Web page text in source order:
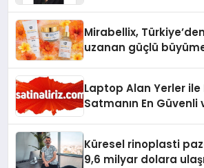
Mirabellix,
uzanan güçlü
Laptop Alan Yerler
Satmanın En Güvenli
Küresel rinoplasti
9,6 milyar dolara